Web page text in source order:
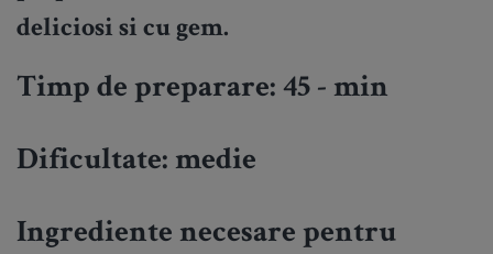
deliciosi si cu gem.
Timp de preparare: 45 - min
Dificultate: medie
Ingrediente necesare pentru